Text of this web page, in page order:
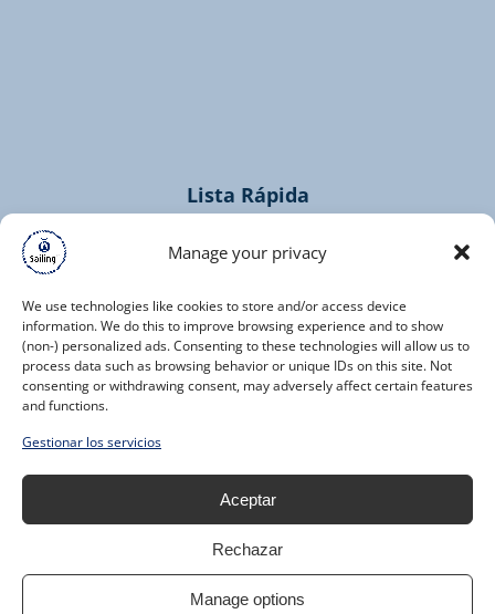
Manage your privacy
We use technologies like cookies to store and/or access device
information. We do this to improve browsing experience and to show
(non-) personalized ads. Consenting to these technologies will allow us to
process data such as browsing behavior or unique IDs on this site. Not
consenting or withdrawing consent, may adversely affect certain features
and functions.
Gestionar los servicios
Aceptar
Rechazar
Manage options
Lista Rápida
Home
Contactos
in
new
window)